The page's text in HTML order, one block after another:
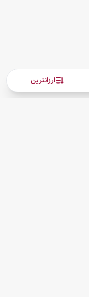
ارزانترین